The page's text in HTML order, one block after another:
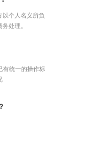
个人名义所负
处理。
统一的操作标
财产，离婚时